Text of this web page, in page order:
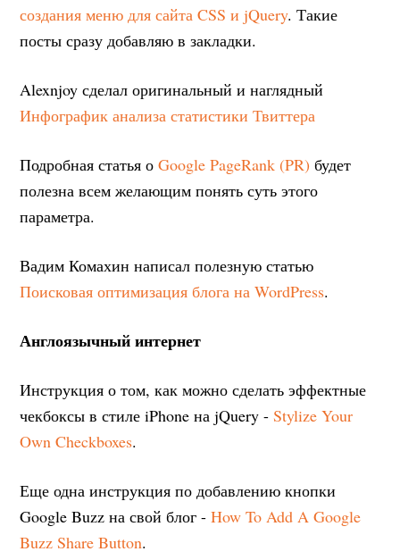
создания меню для сайта CSS и jQuery. Такие
посты сразу добавляю в закладки.
Alexnjoy сделал оригинальный и наглядный
Инфографик анализа статистики Твиттера
Подробная статья оGoogle PageRank (PR) будет
полезна всем желающим понять суть этого
параметра.
Вадим Комахин написал полезную статью
Поисковая оптимизация блога на WordPress.
Англоязычный интернет
Инструкция о том, как можно сделать эффектные
чекбоксы в стиле iPhone на jQuery -Stylize Your
Own Checkboxes.
Еще одна инструкция по добавлению кнопки
Google Buzz на свой блог -How To Add A Google
Buzz Share Button.